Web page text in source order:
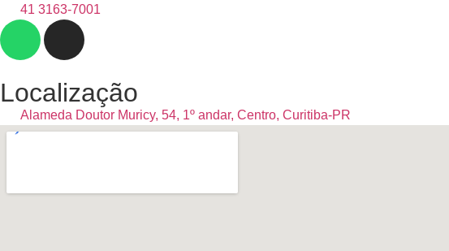
41 3163-7001
Localização
Alameda Doutor Muricy, 54, 1º andar, Centro, Curitiba-PR